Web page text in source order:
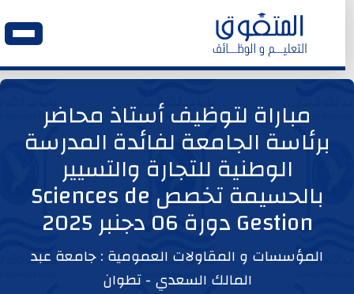
وظائف اليوم
ابحث عن وظيفة
وظائف عمومية
وظائف المؤسسات و المقاولات العمومية
مباراة لتوظيف أستاذ محاضر
برئاسة الجامعة لفائدة المدرسة
الوطنية للتجارة والتسيير
بالحسيمة تخصص Sciences de
Gestion دورة 06 دجنبر 2025
المؤسسات و المقاولات العمومية : جامعة عبد
المالك السعدي - تطوان